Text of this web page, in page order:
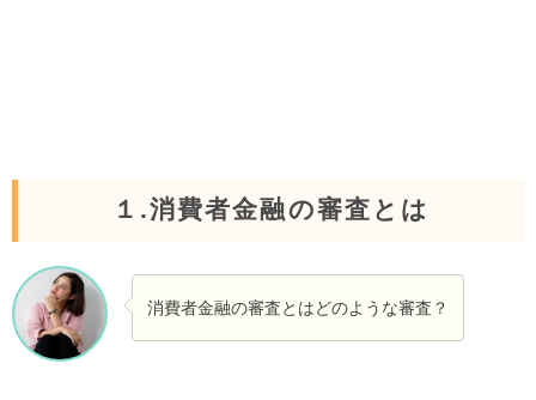
１.消費者金融の審査とは
消費者金融の審査とはどのような審査？